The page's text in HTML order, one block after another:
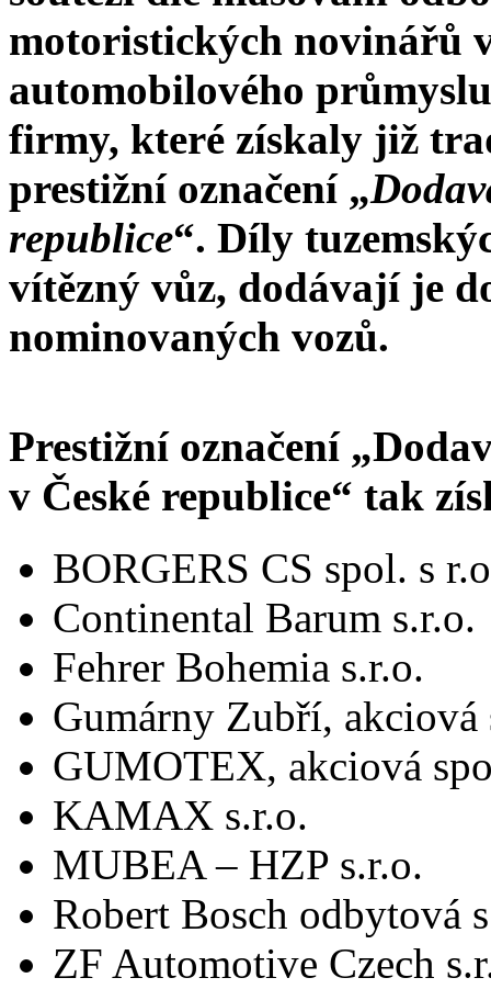
motoristických novinářů
automobilového
firmy, které získaly již
prestižní označení „
republice“. Díly
vítězný vůz, dodávají je
nominovaných vozů.
Prestižní označení
v České republice“ tak
BORGERS CS spol. s
Continental Barum s.r.o.
Fehrer Bohemia s.r.o.
Gumárny Zubří, akciová
GUMOTEX, akciová
KAMAX s.r.o.
MUBEA – HZP s.r.o.
Robert Bosch odbytová
ZF Automotive Czech